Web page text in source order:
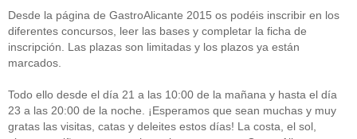
Desde la página de GastroAlicante 2015 os podéis inscribir en los
diferentes concursos, leer las bases y completar la ficha de
inscripción. Las plazas son limitadas y los plazos ya están
marcados.
Todo ello desde el día 21 a las 10:00 de la mañana y hasta el día
23 a las 20:00 de la noche. ¡Esperamos que sean muchas y muy
gratas las visitas, catas y deleites estos días! La costa, el sol,